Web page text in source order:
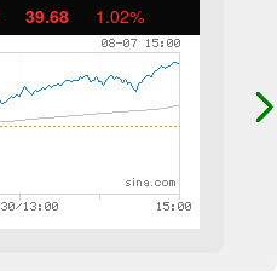
39.68 1.02%